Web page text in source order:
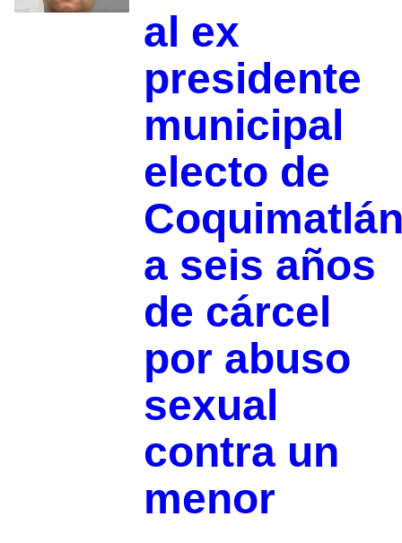
al ex
presidente
municipal
electo de
a seis años
de cárcel
por abuso
sexual
contra un
menor